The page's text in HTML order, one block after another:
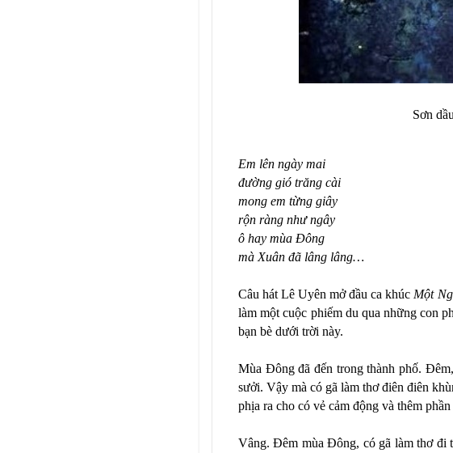
Sơn
Em lên ngày mai
đường gió trăng cài
mong em từng giây
rộn ràng như ngây
ô hay mùa Đông
mà Xuân đã lâng lâng…
Câu hát Lê Uyên mở đầu ca khúc Một
làm một cuộc phiếm du qua những con
bạn bè dưới trời này.
Mùa Đông đã đến trong thành phố.
sưởi. Vậy mà có gã làm thơ điên điên
phịa ra cho có vẻ cảm động và thêm
Vâng. Đêm mùa Đông, có gã làm thơ đi